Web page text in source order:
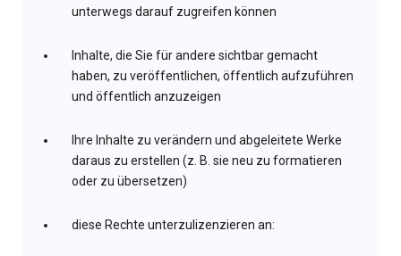
unterwegs darauf zugreifen können
Inhalte, die Sie für andere sichtbar gemacht
haben, zu veröffentlichen, öffentlich aufzuführen
und öffentlich anzuzeigen
Ihre Inhalte zu verändern und abgeleitete Werke
daraus zu erstellen (z. B. sie neu zu formatieren
oder zu übersetzen)
diese Rechte unterzulizenzieren an: